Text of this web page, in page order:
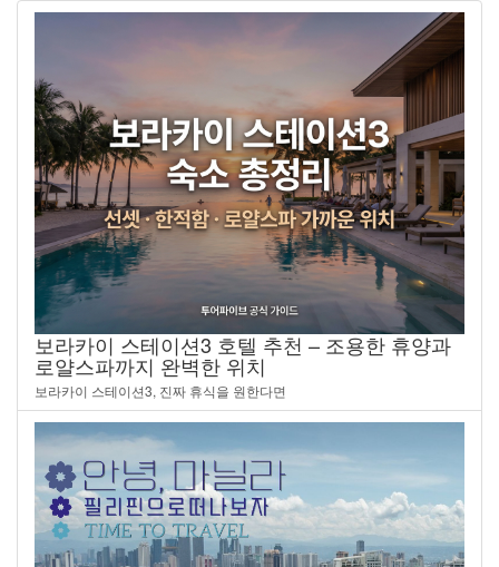
보라카이 스테이션3 호텔 추천 – 조용한 휴양과
로얄스파까지 완벽한 위치
보라카이 스테이션3, 진짜 휴식을 원한다면